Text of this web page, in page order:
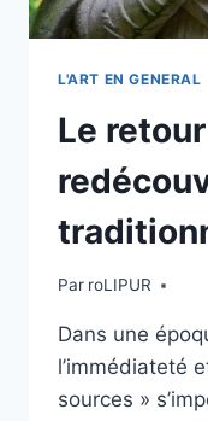
L'ART EN GENERAL
Le
Par roLIPUR
Dans une
l’immédiateté
sources »